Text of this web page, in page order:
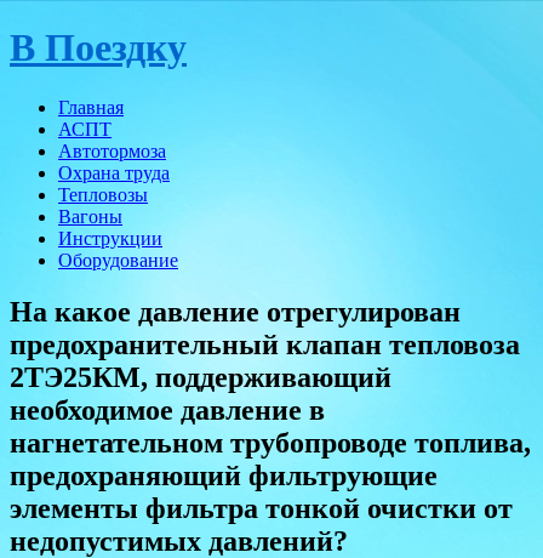
Skip
to
В Поездку
Главная
АСПТ
Автотормоза
Охрана труда
Тепловозы
Вагоны
Инструкции
Оборудование
На какое давление отрегулирован
предохранительный клапан тепловоза
2ТЭ25КМ, поддерживающий
необходимое давление в
нагнетательном трубопроводе топлива,
предохраняющий фильтрующие
элементы фильтра тонкой очистки от
недопустимых давлений?